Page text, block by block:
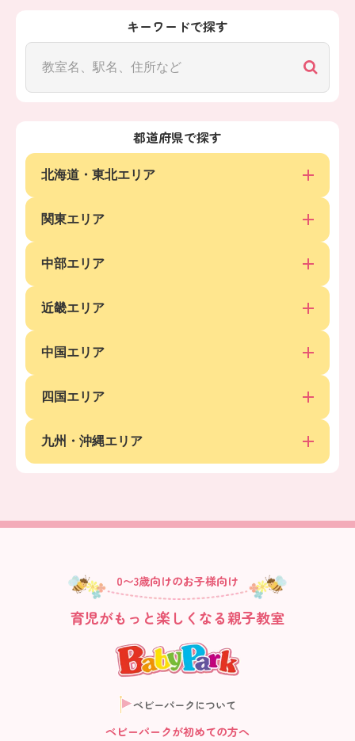
キーワードで探す
都道府県で探す
北海道・東北エリア
関東エリア
中部エリア
近畿エリア
中国エリア
四国エリア
九州・沖縄エリア
0〜3歳向けのお子様向け
育児がもっと楽しくなる親子教室
ベビーパークについて
ベビーパークが初めての方へ